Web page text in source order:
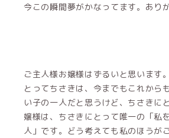
今この瞬間夢がかなってます。ありが
ご主人様お嬢様はずるいと思います
とってちさきは、今までもこれから
い子の一人だと思うけど、ちさきに
嬢様は、ちさきにとって唯一の「私
人」です。どう考えても私のほうが